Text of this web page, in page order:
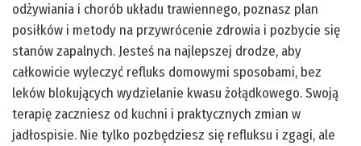
odżywiania i chorób układu trawiennego, poznasz plan
posiłków i metody na przywrócenie zdrowia i pozbycie się
stanów zapalnych. Jesteś na najlepszej drodze, aby
całkowicie wyleczyć refluks domowymi sposobami, bez
leków blokujących wydzielanie kwasu żołądkowego. Swoją
terapię zaczniesz od kuchni i praktycznych zmian w
jadłospisie. Nie tylko pozbędziesz się refluksu i zgagi, ale